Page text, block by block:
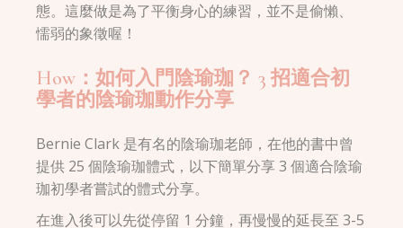
態。這麼做是為了平衡身心的練習，並不是偷懶、
懦弱的象徵喔！
How：如何入門陰瑜珈？ 3 招適合初
學者的陰瑜珈動作分享
Bernie Clark 是有名的陰瑜珈老師，在他的書中曾
提供 25 個陰瑜珈體式，以下簡單分享 3 個適合陰瑜
珈初學者嘗試的體式分享。
在進入後可以先從停留 1 分鐘，再慢慢的延長至 3-5